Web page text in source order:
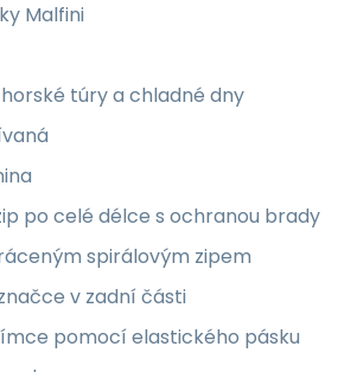
Malfini
túry a chladné dny
po celé délce s ochranou brady
spirálovým zipem
v zadní části
pomocí elastického pásku